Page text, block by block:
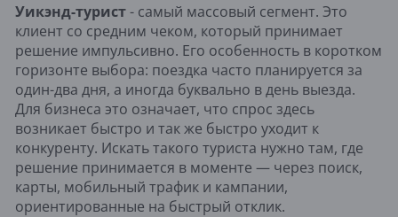
Уикэнд-турист- самый массовый сегмент. Это
клиент со средним чеком, который принимает
решение импульсивно. Его особенность в коротком
горизонте выбора: поездка часто планируется за
один-два дня, а иногда буквально в день выезда.
Для бизнеса это означает, что спрос здесь
возникает быстро и так же быстро уходит к
конкуренту. Искать такого туриста нужно там, где
решение принимается в моменте — через поиск,
карты, мобильный трафик и кампании,
ориентированные на быстрый отклик.